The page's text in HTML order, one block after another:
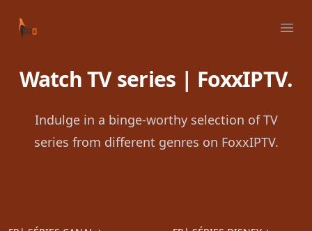
Your Company
Watch TV series | FoxxIPTV.
Indulge in a binge-worthy selection of TV
series from different genres on FoxxIPTV.